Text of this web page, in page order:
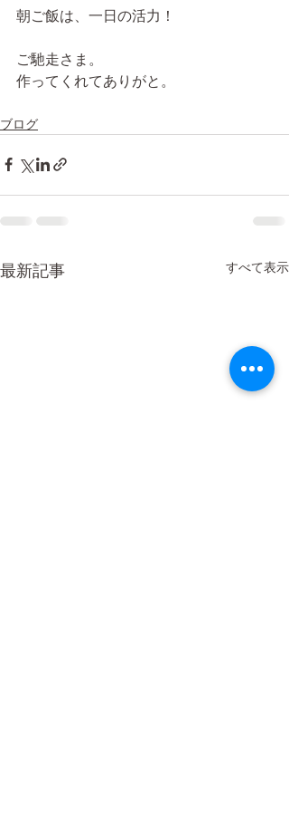
朝ご飯は、一日の活力！
ご馳走さま。
作ってくれてありがと。
ブログ
最新記事 すべて表示